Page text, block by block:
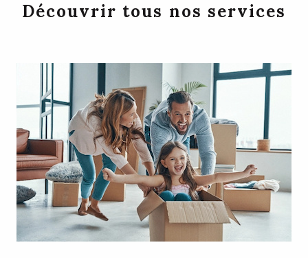
Découvrir tous nos services